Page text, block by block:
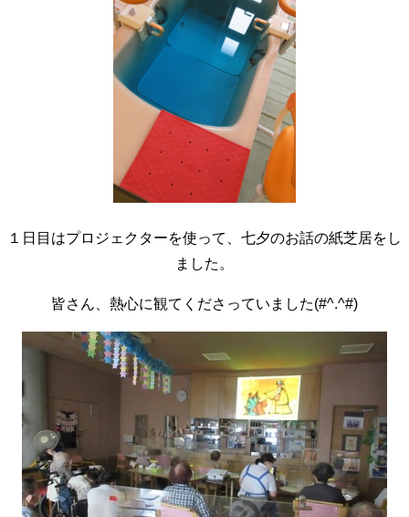
１日目はプロジェクターを使って、七夕のお話の紙芝居をし
ました。
皆さん、熱心に観てくださっていました(#^.^#)